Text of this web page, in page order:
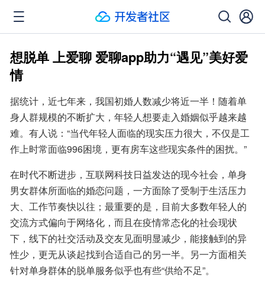
想脱单 上爱聊 爱聊app助力“遇见”美好爱
情
据统计，近七年来，我国初婚人数减少将近一半！随着单
身人群规模的不断扩大，年轻人想要走入婚姻似乎越来越
难。有人说：“当代年轻人面临的现实压力很大，不仅是工
作上时常面临996困境，更有房车这些现实条件的困扰。”
在时代不断进步，互联网科技日益发达的现今社会，单身
男女群体所面临的婚恋问题，一方面除了受制于生活压力
大、工作节奏快以往；最重要的是，目前大多数年轻人的
交流方式偏向于网络化，而且在疫情常态化的社会现状
下，线下的社交活动及交友见面明显减少，能接触到的异
性少，更无从谈起找到合适自己的另一半。另一方面相关
针对单身群体的脱单服务似乎也有些“供给不足”。